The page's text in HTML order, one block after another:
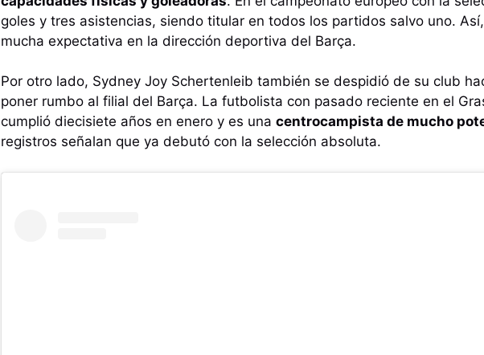
goles y tres asistencias, siendo titular en todos los partidos salvo uno.
mucha expectativa en la dirección deportiva del Barça.
Por otro lado, Sydney Joy Schertenleib también se despidió de su club
poner rumbo al filial del Barça. La futbolista con pasado reciente en el
cumplió diecisiete años en enero y es una centrocampista de mucho
registros señalan que ya debutó con la selección absoluta.